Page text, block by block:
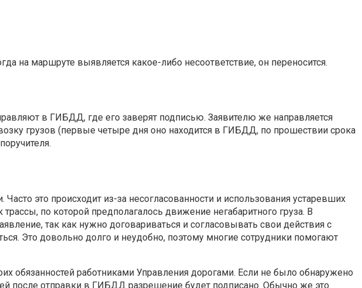
на маршруте выявляется какое-либо несоответствие, он переносится.
в ГИБДД, где его заверят подписью. Заявителю же направляется
грузов (первые четыре дня оно находится в ГИБДД, по прошествии срока
это происходит из-за несогласованности и использования устаревших
по которой предполагалось движение негабаритного груза. В
так как нужно договариваться и согласовывать свои действия с
Это довольно долго и неудобно, поэтому многие сотрудники помогают
обязанностей работниками Управления дорогами. Если не было обнаружено
после отправки в ГИБДД разрешение будет подписано. Обычно же это